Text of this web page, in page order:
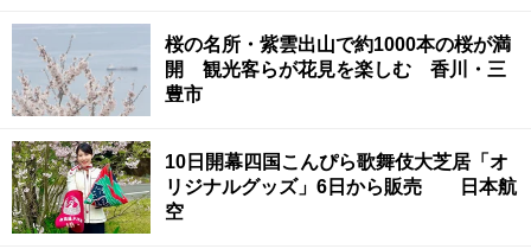
桜の名所・紫雲出山で約1000本の桜が満
開 観光客らが花見を楽しむ 香川・三
豊市
10日開幕四国こんぴら歌舞伎大芝居「オ
リジナルグッズ」6日から販売 日本航
空